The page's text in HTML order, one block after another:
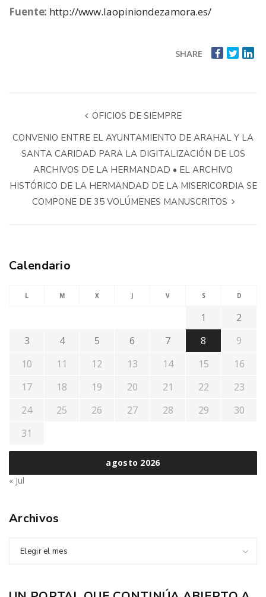
Fuente: http://www.laopiniondezamora.es/
SHARE
OFICIOS DE SIEMPRE
CONVENIO ENTRE EL AYUNTAMIENTO DE ARAHAL Y LA
SANTA CARIDAD PARA LA DIGITALIZACIÓN DE LOS
ARCHIVOS DE LA HERMANDAD • EL ARCHIVO
HISTÓRICO DE LA HERMANDAD DE LA MISERICORDIA SE
COMPONE DE 35 VOLÚMENES MANUSCRITOS
Calendario
agosto 2026
L M X J V S D
1
2
3
4 5 6 7 8
9
10
11 12 13 14 15
16
17
18 19 20 21 22
23
24
25 26 27 28 29
30
31
« Jul
Archivos
Elegir el mes